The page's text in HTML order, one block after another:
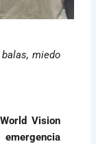
miedo
World Vision